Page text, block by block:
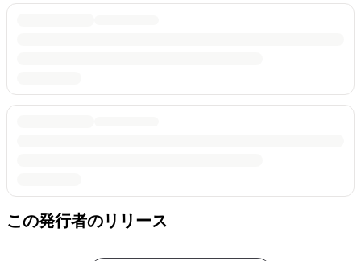
この発行者のリリース